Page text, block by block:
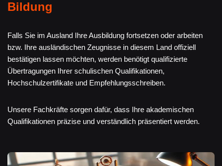
Bildung
Falls Sie im Ausland Ihre Ausbildung fortsetzen oder arbeiten
bzw. Ihre ausländischen Zeugnisse in diesem Land offiziell
bestätigen lassen möchten, werden benötigt qualifizierte
Übertragungen Ihrer schulischen Qualifikationen,
Hochschulzertifikate und Empfehlungsschreiben.
Unsere Fachkräfte sorgen dafür, dass Ihre akademischen
Qualifikationen präzise und verständlich präsentiert werden.